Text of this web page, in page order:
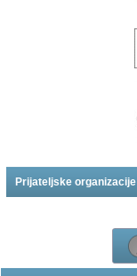
Prijateljske organizacije